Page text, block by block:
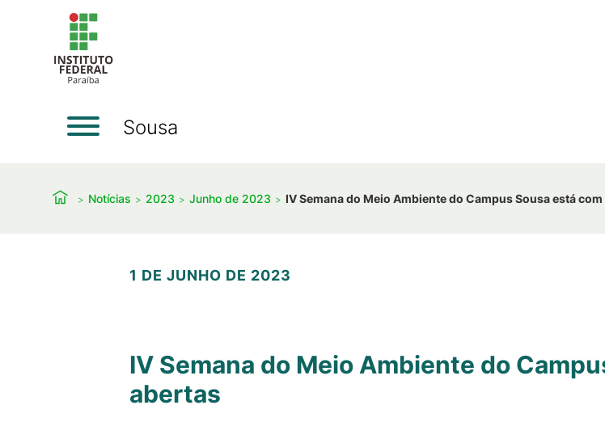
Sousa
Notícias 2023 Junho de 2023 IV Semana do Meio Ambiente do Campus Sousa está
1 DE JUNHO DE 2023
IV Semana do Meio Ambiente do
abertas